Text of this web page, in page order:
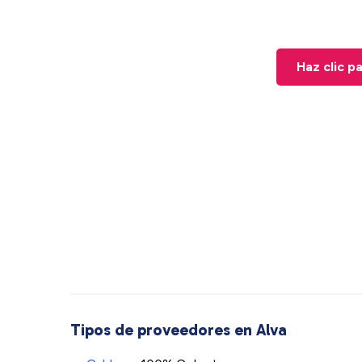
Haz clic
Tipos de proveedores en Alva